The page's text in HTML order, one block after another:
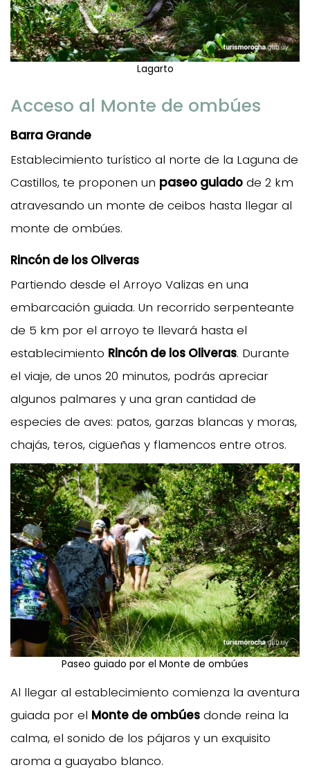
Lagarto
Acceso al Monte de ombúes
Barra Grande
Establecimiento turístico al norte de la Laguna de
Castillos, te proponen un paseo guiado de 2 km
atravesando un monte de ceibos hasta llegar al
monte de ombúes.
Rincón de los Oliveras
Partiendo desde el Arroyo Valizas en una
embarcación guiada. Un recorrido serpenteante
de 5 km por el arroyo te llevará hasta el
establecimiento Rincón de los Oliveras. Durante
el viaje, de unos 20 minutos, podrás apreciar
algunos palmares y una gran cantidad de
especies de aves: patos, garzas blancas y moras,
chajás, teros, cigüeñas y flamencos entre otros.
Paseo guiado por el Monte de ombúes
Al llegar al establecimiento comienza la aventura
guiada por el Monte de ombúes donde reina la
calma, el sonido de los pájaros y un exquisito
aroma a guayabo blanco.